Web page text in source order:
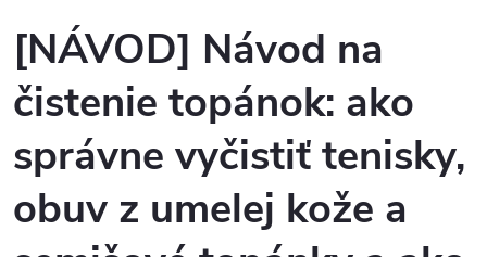
[NÁVOD] Návod na
čistenie topánok: ako
správne vyčistiť tenisky,
obuv z umelej kože a